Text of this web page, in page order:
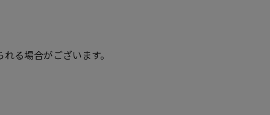
る場合がございます。